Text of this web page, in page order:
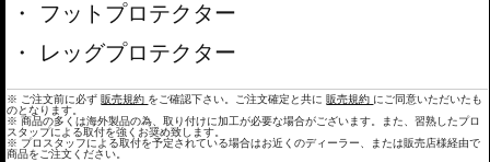
フットプロテクター
レッグプロテクター
※ ご注文前に必ず 販売規約 をご確認下さい。ご注文確定と共に 販売規約 にご同意いただいたも
のとなります。
※ 商品の多くは海外製品の為、取り付けに加工が必要な場合がございます。また、習熟したプロ
スタップによる取付を強くお奨め致します。
※ プロスタッフによる取付を予定されている場合はお近くのディーラー、または販売店様経由で
商品をご注文ください。